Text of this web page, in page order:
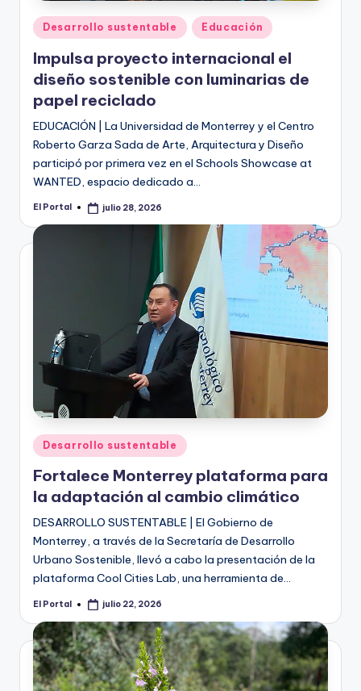
Publicado
en
Desarrollo sustentable Educación
Impulsa proyecto internacional el
diseño sostenible con luminarias de
papel reciclado
EDUCACIÓN | La Universidad de Monterrey y el Centro
Roberto Garza Sada de Arte, Arquitectura y Diseño
participó por primera vez en el Schools Showcase at
WANTED, espacio dedicado a…
Publicado
El Portal julio 28, 2026
Publicado
en
Desarrollo sustentable
Fortalece Monterrey plataforma para
la adaptación al cambio climático
DESARROLLO SUSTENTABLE | El Gobierno de
Monterrey, a través de la Secretaría de Desarrollo
Urbano Sostenible, llevó a cabo la presentación de la
plataforma Cool Cities Lab, una herramienta de…
Publicado
El Portal julio 22, 2026